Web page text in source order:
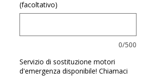
(facoltativo)
0/500
Servizio di sostituzione motori
d'emergenza disponibile! Chiamaci